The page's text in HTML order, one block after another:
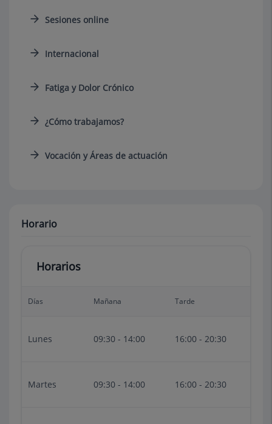
Sesiones online
Internacional
Fatiga y Dolor Crónico
¿Cómo trabajamos?
Vocación y Áreas de actuación
Horario
Horarios
Días Mañana Tarde
Lunes 09:30 - 14:00 16:00 - 20:30
Martes 09:30 - 14:00 16:00 - 20:30